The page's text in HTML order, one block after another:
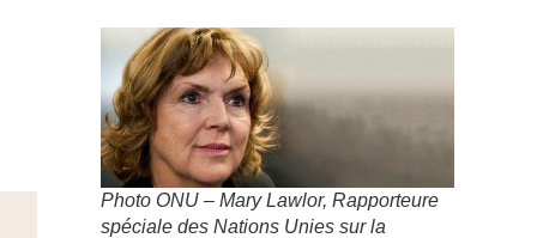
Photo ONU – Mary Lawlor, Rapporteure
spéciale des Nations Unies sur la